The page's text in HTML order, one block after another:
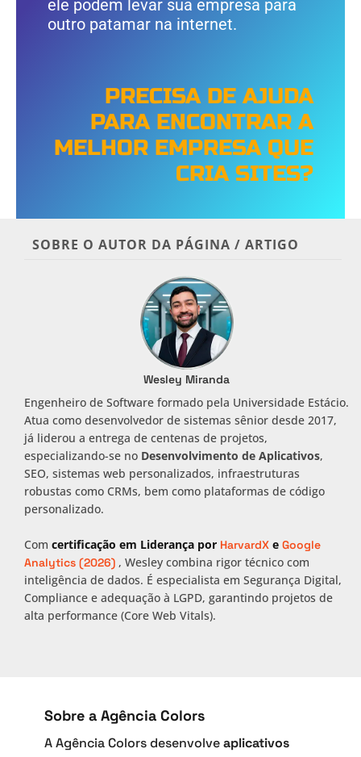
PRECISA DE AJUDA
PARA ENCONTRAR A
MELHOR EMPRESA QUE
CRIA SITES?
ele podem levar sua empresa para
outro patamar na internet.
SOBRE O AUTOR DA PÁGINA / ARTIGO
Wesley Miranda
Engenheiro de Software formado pela Universidade Estácio.
Atua como desenvolvedor de sistemas sênior desde 2017,
já liderou a entrega de centenas de projetos,
especializando-se no Desenvolvimento de Aplicativos,
SEO, sistemas web personalizados, infraestruturas
robustas como CRMs, bem como plataformas de código
personalizado.
Com certificação em Liderança por HarvardX e Google
Analytics (2026) , Wesley combina rigor técnico com
inteligência de dados. É especialista em Segurança Digital,
Compliance e adequação à LGPD, garantindo projetos de
alta performance (Core Web Vitals).
Sobre a Agência Colors
A Agência Colors desenvolveaplicativos